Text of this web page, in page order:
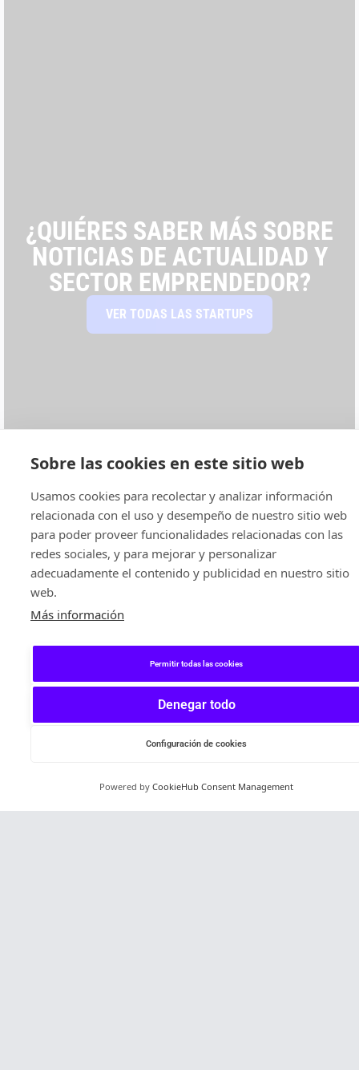
¿QUIÉRES SABER MÁS SOBRE
NOTICIAS DE ACTUALIDAD Y
SECTOR EMPRENDEDOR?
VER TODAS LAS STARTUPS
Sobre las cookies en este sitio web
Usamos cookies para recolectar y analizar información
relacionada con el uso y desempeño de nuestro sitio web
para poder proveer funcionalidades relacionadas con las
redes sociales, y para mejorar y personalizar
adecuadamente el contenido y publicidad en nuestro sitio
web.
Más información
Permitir todas las cookies
Denegar todo
Configuración de cookies
Powered by CookieHub Consent Management